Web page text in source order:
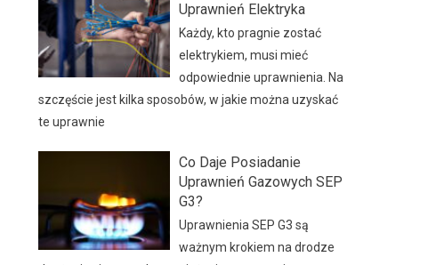
Uprawnień Elektryka
Każdy, kto pragnie zostać
elektrykiem, musi mieć
odpowiednie uprawnienia. Na
szczęście jest kilka sposobów, w jakie można uzyskać
te uprawnie
Co Daje Posiadanie
Uprawnień Gazowych SEP
G3?
Uprawnienia SEP G3 są
ważnym krokiem na drodze